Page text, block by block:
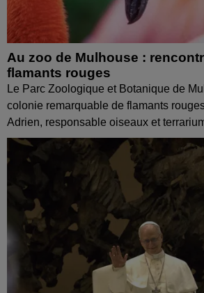
Au zoo de Mulhouse :
flamants rouges
Le Parc Zoologique et Botanique de
colonie remarquable de flamants
Adrien, responsable oiseaux et